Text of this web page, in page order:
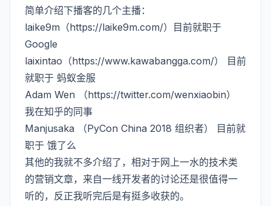
简单介绍下播客的几个主播：
laike9m（https://laike9m.com/）目前就职于
Google
laixintao（https://www.kawabangga.com/）
目前
就职于 蚂蚁金服
Adam Wen （https://twitter.com/wenxiaobin）
我在知乎的同事
Manjusaka （PyCon China 2018 组织者） 目前就
职于 饿了么
其他的我就不多介绍了，相对于网上一水的技术类
的营销文章，来自一线开发者的讨论还是很值得一
听的，反正我听完后是有挺多收获的。